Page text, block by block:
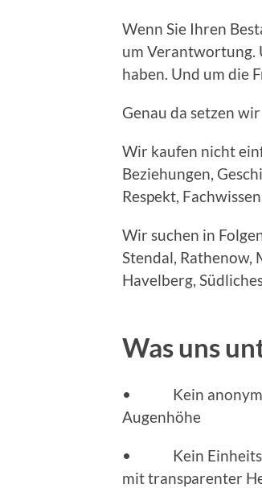
Wenn Sie Ihren
um Verantwortung.
haben. Und um die
Genau da setzen wir
Wir kaufen nicht
Beziehungen,
Respekt,
Wir suchen in
Stendal, Rathenow,
Havelberg,
Was uns
• Kein anonymer
Augenhöhe
• Kein
mit transparenter